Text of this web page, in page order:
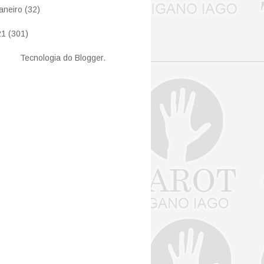
(32)
(301)
Tecnologia do Blogger.